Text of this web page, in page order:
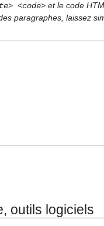
<code> et le code
paragraphes, laissez
outils logiciels